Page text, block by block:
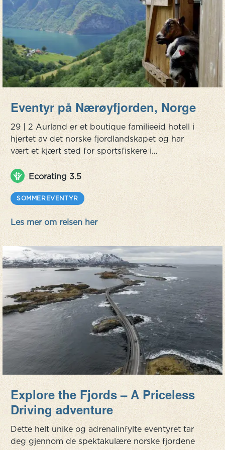
Eventyr på Nærøyfjorden, Norge
29 | 2 Aurland er et boutique familieeid hotell i
hjertet av det norske fjordlandskapet og har
vært et kjært sted for sportsfiskere i
generasjoner og før det helt tilbake til
vikingtiden. Eierne Tone og Bjørn restaurerte de
gamle historiske husene på gården i 2014 og har
skapt et fantastisk hotell med genuin norsk
gjestfrihet. Denne turen fokuserer på å oppleve
naturen og fjorden til fots og ve...
Ecorating 3.5
SOMMEREVENTYR
Les mer om reisen her
Explore the Fjords – A Priceless
Driving adventure
Dette helt unike og adrenalinfylte eventyret tar
deg gjennom de spektakulære norske fjordene